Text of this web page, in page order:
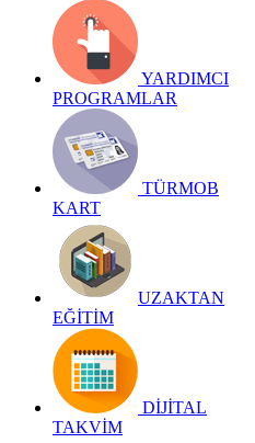
YARDIMCI
PROGRAMLAR
TÜRMOB
KART
UZAKTAN
EĞİTİM
DİJİTAL
TAKVİM